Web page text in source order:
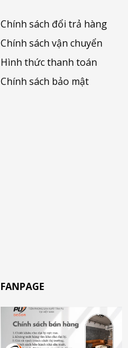
Chính sách đổi trả hàng
Chính sách vận chuyển
Hình thức thanh toán
Chính sách bảo mật
FANPAGE